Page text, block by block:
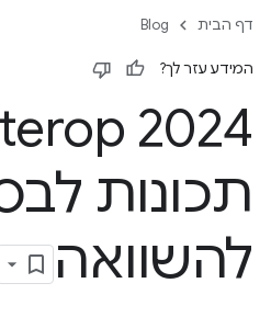
דף הבית Blog
המידע עזר לך?
תכונות
להשוואה